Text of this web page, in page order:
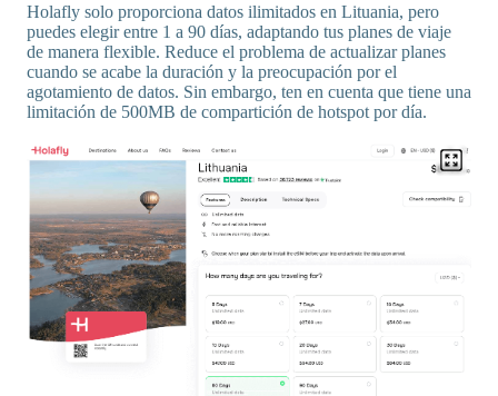
Holafly solo proporciona datos ilimitados en Lituania, pero
puedes elegir entre 1 a 90 días, adaptando tus planes de viaje
de manera flexible. Reduce el problema de actualizar planes
cuando se acabe la duración y la preocupación por el
agotamiento de datos. Sin embargo, ten en cuenta que tiene una
limitación de 500MB de compartición de hotspot por día.